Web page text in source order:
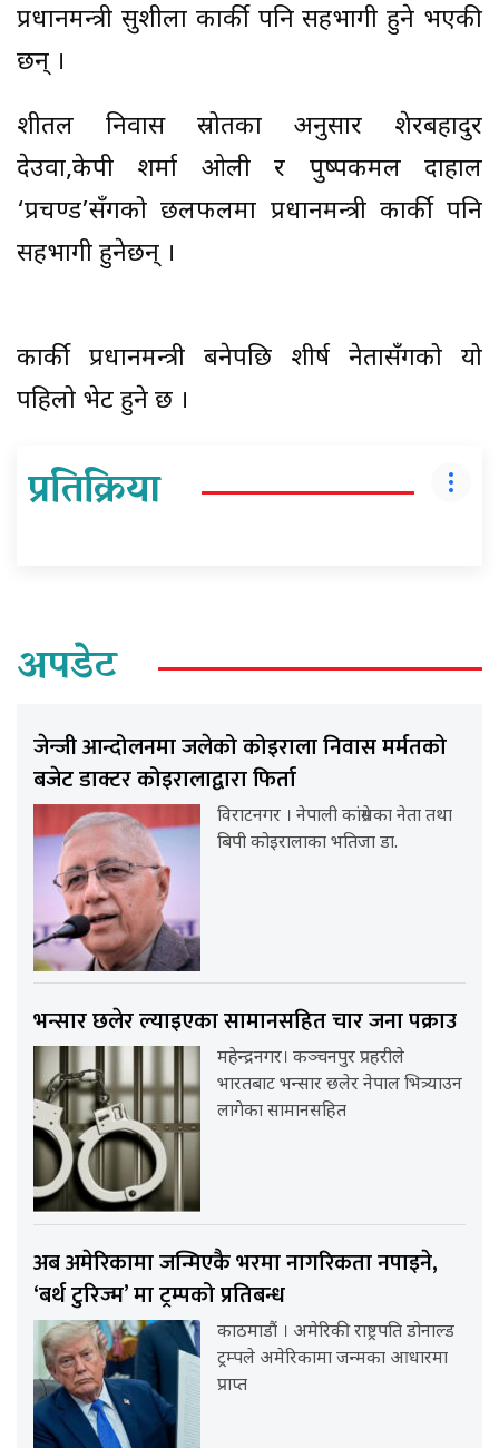
प्रधानमन्त्री सुशीला कार्की पनि सहभागी हुने भएकी
छन् ।
शीतल निवास स्रोतका अनुसार शेरबहादुर
देउवा,केपी शर्मा ओली र पुष्पकमल दाहाल
‘प्रचण्ड’सँगको छलफलमा प्रधानमन्त्री कार्की पनि
सहभागी हुनेछन् ।
कार्की प्रधानमन्त्री बनेपछि शीर्ष नेतासँगको यो
पहिलो भेट हुने छ ।
प्रतिक्रिया
अपडेट
जेन्जी आन्दोलनमा जलेको कोइराला निवास मर्मतको
बजेट डाक्टर कोइरालाद्वारा फिर्ता
विराटनगर । नेपाली कांग्रेसका नेता तथा
बिपी कोइरालाका भतिजा डा.
भन्सार छलेर ल्याइएका सामानसहित चार जना पक्राउ
महेन्द्रनगर। कञ्चनपुर प्रहरीले
भारतबाट भन्सार छलेर नेपाल भित्र्याउन
लागेका सामानसहित
अब अमेरिकामा जन्मिएकै भरमा नागरिकता नपाइने,
‘बर्थ टुरिज्म’ मा ट्रम्पको प्रतिबन्ध
काठमाडौं । अमेरिकी राष्ट्रपति डोनाल्ड
ट्रम्पले अमेरिकामा जन्मका आधारमा
प्राप्त